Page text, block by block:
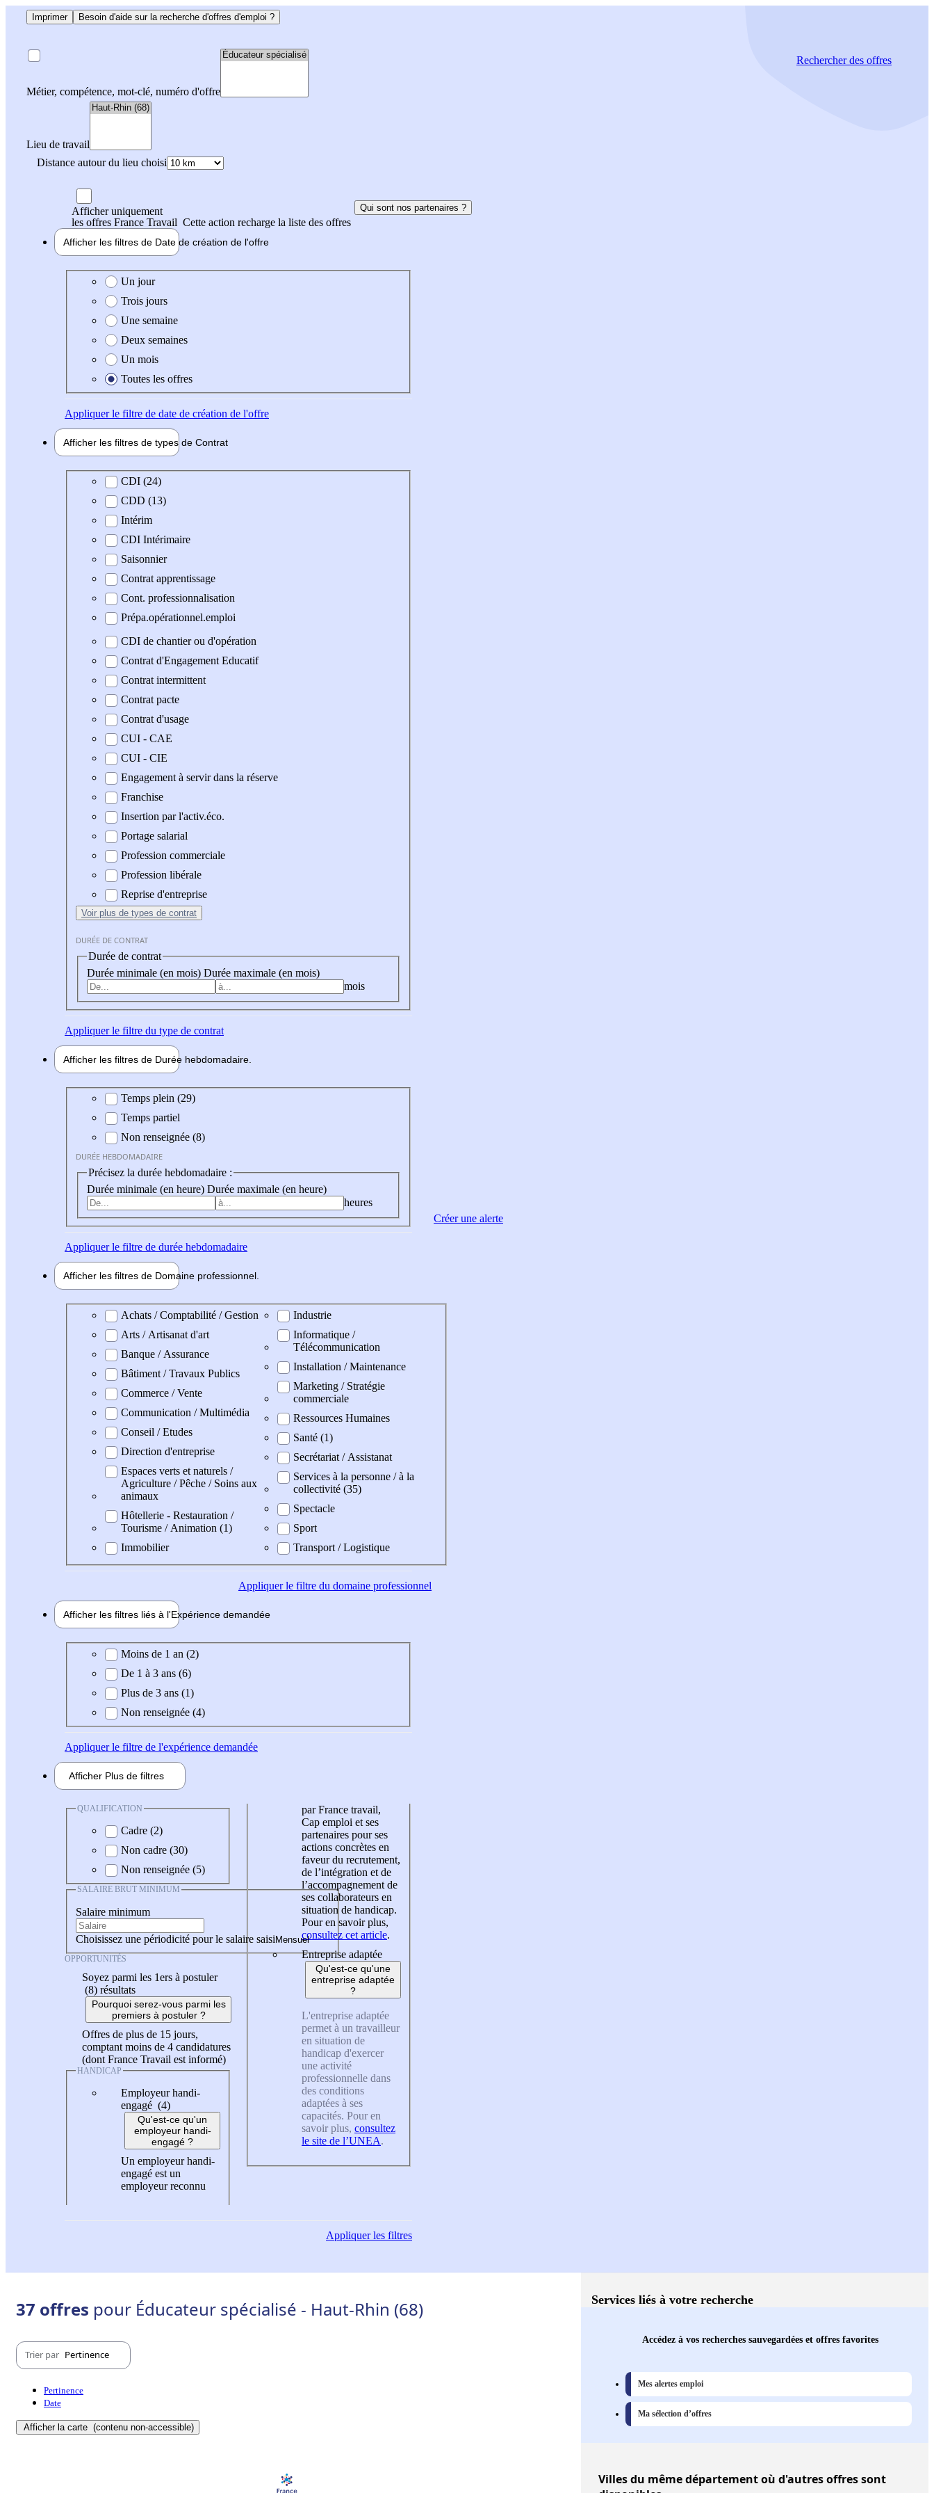
Imprimer Besoin d'aide sur la recherche d'offres d'emploi ?
Métier, compétence, mot-clé, numéro d'offre
Lieu de travail
Distance autour du lieu choisi
Rechercherdes offres
Afficher uniquement
les offres France Travail Cette action recharge la liste des offres
Qui sont nos partenaires ?
Afficher les filtres de Date de création de l'offre
Date de création de l'offre
Un jour
Trois jours
Une semaine
Deux semaines
Un mois
Toutes les offres
Appliquerle filtre de date de création de l'offre
Afficher les filtres de types de Contrat
Type de contratCDI (24)
CDD (13)
Intérim
CDI Intérimaire
Saisonnier
Contrat apprentissage
Cont. professionnalisation
Prépa.opérationnel.emploi
CDI de chantier ou d'opération
Contrat d'Engagement Educatif
Contrat intermittent
Contrat pacte
Contrat d'usage
CUI - CAE
CUI - CIE
Engagement à servir dans la réserve
Franchise
Insertion par l'activ.éco.
Portage salarial
Profession commerciale
Profession libérale
Reprise d'entreprise
Voir plus de types de contrat
DURÉE DE CONTRAT
Durée de contrat
Durée minimale (en mois) Durée maximale (en mois)
mois
Appliquerle filtre du type de contrat
Afficher les filtres de Durée hebdomadaire
Durée hebdomadaire
Temps plein (29)
Temps partiel
Non renseignée (8)
DURÉE HEBDOMADAIRE
Précisez la durée hebdomadaire :
Durée minimale (en heure) Durée maximale (en heure)
heures
Appliquerle filtre de durée hebdomadaire
Afficher les filtres de Domaine professionnel
Domaine professionel
Achats / Comptabilité / Gestion
Arts / Artisanat d'art
Banque / Assurance
Bâtiment / Travaux Publics
Commerce / Vente
Communication / Multimédia
Conseil / Etudes
Direction d'entreprise
Espaces verts et naturels /
Agriculture / Pêche / Soins aux
animaux
Hôtellerie - Restauration /
Tourisme / Animation (1)
Immobilier
Industrie
Informatique /
Télécommunication
Installation / Maintenance
Marketing / Stratégie
commerciale
Ressources Humaines
Santé (1)
Secrétariat / Assistanat
Services à la personne / à la
collectivité (35)
Spectacle
Sport
Transport / Logistique
Appliquerle filtre du domaine professionnel
Afficher les filtres liés à l'Expérience demandée
Expérience demandée
Moins de 1 an (2)
De 1 à 3 ans (6)
Plus de 3 ans (1)
Non renseignée (4)
Appliquerle filtre de l'expérience demandée
Afficher Plus de filtres
QUALIFICATION
Cadre (2)
Non cadre (30)
Non renseignée (5)
SALAIRE BRUT MINIMUM
Salaire minimum
Choisissez une périodicité pour le salaire saisi
OPPORTUNITÉS
Soyez parmi les 1ers à postuler
(8) résultats
Pourquoi serez-vous parmi les
premiers à postuler ?
Offres de plus de 15 jours,
comptant moins de 4 candidatures
(dont France Travail est informé)
HANDICAP
Employeur handi-
engagé (4)
Qu'est-ce qu'un
employeur handi-
engagé ?
Un employeur handi-
engagé est un
employeur reconnu
par France travail,
Cap emploi et ses
partenaires pour ses
actions concrètes en
faveur du recrutement,
de l’intégration et de
l’accompagnement de
ses collaborateurs en
situation de handicap.
Pour en savoir plus,
consultez cet article.
Entreprise adaptée
Qu'est-ce qu'une
entreprise adaptée
?
L'entreprise adaptée
permet à un travailleur
en situation de
handicap d'exercer
une activité
professionnelle dans
des conditions
adaptées à ses
capacités. Pour en
savoir plus, consultez
le site de l’UNEA.
Appliquerles filtres
Créer une alerte
37 offres pour Éducateur spécialisé - Haut-Rhin (68)
Trier par Pertinence
Pertinence
Date
Afficher la carte (contenu non-accessible)
Services liés à votre recherche
Accédez à vos recherches sauvegardées et offres favorites
Mes alertes emploi
Ma sélection d’offres
Villesdu même département où d'autres offres sont